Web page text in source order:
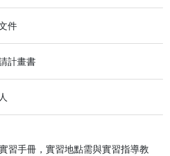
件
計畫書
習手冊，實習地點需與實習指導教